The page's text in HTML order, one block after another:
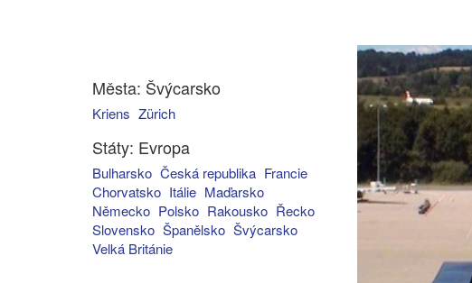
Města: Švýcarsko
Kriens Zürich
Státy: Evropa
Bulharsko Česká republika Francie
Chorvatsko Itálie Maďarsko
Německo Polsko Rakousko Řecko
Slovensko Španělsko Švýcarsko
Velká Británie